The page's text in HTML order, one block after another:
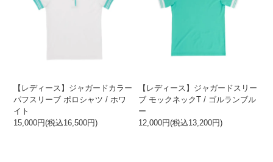
【レディース】ジャガードカラー
パフスリーブ ポロシャツ / ホワ
イト
15,000円(税込16,500円)
【レディース】ジャガードスリー
ブ モックネックT / ゴルランブル
ー
12,000円(税込13,200円)